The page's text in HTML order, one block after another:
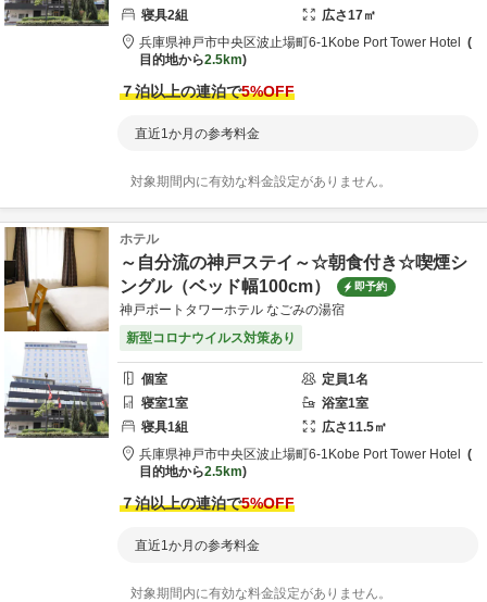
寝具2組 広さ17㎡
兵庫県神戸市中央区波止場町6-1 Kobe Port Tower Hotel
目的地から2.5km
７泊以上の連泊で5%OFF
直近1か月の参考料金
対象期間内に有効な料金設定がありません。
ホテル
～自分流の神戸ステイ～☆朝食付き☆喫煙シ
ングル（ベッド幅100cm）
即予約
神戸ポートタワーホテル なごみの湯宿
新型コロナウイルス対策あり
個室 定員1名
寝室1室 浴室1室
寝具1組 広さ11.5㎡
兵庫県神戸市中央区波止場町6-1 Kobe Port Tower Hotel
目的地から2.5km
７泊以上の連泊で5%OFF
直近1か月の参考料金
対象期間内に有効な料金設定がありません。